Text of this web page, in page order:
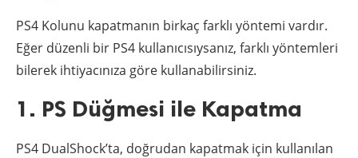
PS4 Kolunu kapatmanın birkaç farklı yöntemi vardır.
Eğer düzenli bir PS4 kullanıcısıysanız, farklı yöntemleri
bilerek ihtiyacınıza göre kullanabilirsiniz.
1. PS Düğmesi ile Kapatma
PS4 DualShock’ta, doğrudan kapatmak için kullanılan